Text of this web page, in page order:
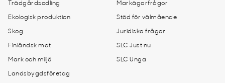
Trädgårdsodling
Ekologisk produktion
Skog
Finländsk mat
Mark och miljö
Landsbygdsföretag
Markägarfrågor
Stöd för välmående
Juridiska frågor
SLC Just nu
SLC Unga